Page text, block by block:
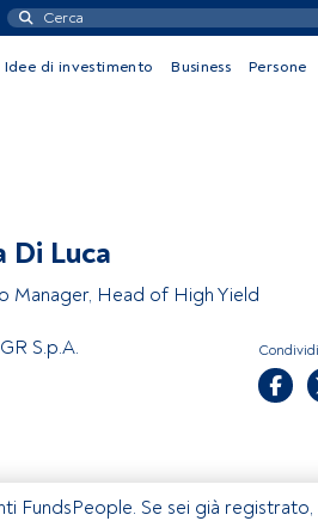
Idee di investimento Business Persone
Di Luca
Manager, Head of High Yield
S.p.A.
FundsPeople. Se sei già